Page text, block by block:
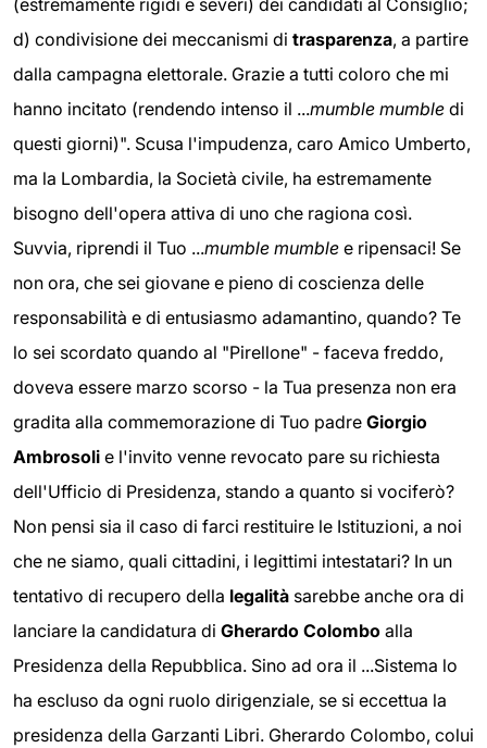
(estremamente rigidi e severi) dei candidati al Consiglio;
d) condivisione dei meccanismi di trasparenza, a partire
dalla campagna elettorale. Grazie a tutti coloro che mi
hanno incitato (rendendo intenso il ...mumble mumble di
questi giorni)". Scusa l'impudenza, caro Amico Umberto,
ma la Lombardia, la Società civile, ha estremamente
bisogno dell'opera attiva di uno che ragiona così.
Suvvia, riprendi il Tuo ...mumble mumble e ripensaci! Se
non ora, che sei giovane e pieno di coscienza delle
responsabilità e di entusiasmo adamantino, quando? Te
lo sei scordato quando al "Pirellone" - faceva freddo,
doveva essere marzo scorso - la Tua presenza non era
gradita alla commemorazione di Tuo padre Giorgio
Ambrosoli e l'invito venne revocato pare su richiesta
dell'Ufficio di Presidenza, stando a quanto si vociferò?
Non pensi sia il caso di farci restituire le Istituzioni, a noi
che ne siamo, quali cittadini, i legittimi intestatari? In un
tentativo di recupero della legalità sarebbe anche ora di
lanciare la candidatura di Gherardo Colombo alla
Presidenza della Repubblica. Sino ad ora il ...Sistema lo
ha escluso da ogni ruolo dirigenziale, se si eccettua la
presidenza della Garzanti Libri. Gherardo Colombo, colui